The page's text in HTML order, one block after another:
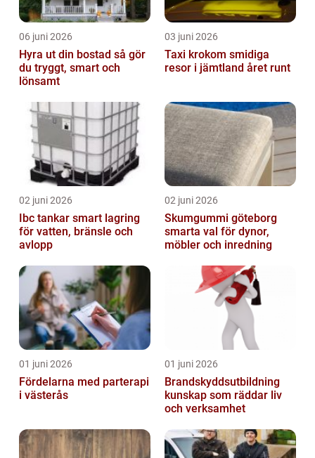
06 juni 2026
Hyra ut din bostad så gör
du tryggt, smart och
lönsamt
03 juni 2026
Taxi krokom smidiga
resor i jämtland året runt
02 juni 2026
Ibc tankar smart lagring
för vatten, bränsle och
avlopp
02 juni 2026
Skumgummi göteborg
smarta val för dynor,
möbler och inredning
01 juni 2026
Fördelarna med parterapi
i västerås
01 juni 2026
Brandskyddsutbildning
kunskap som räddar liv
och verksamhet